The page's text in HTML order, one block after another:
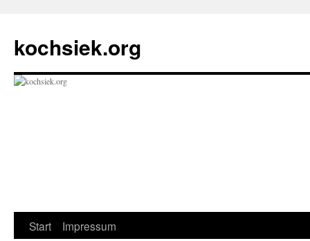
kochsiek.org
Zum
Start Impressum